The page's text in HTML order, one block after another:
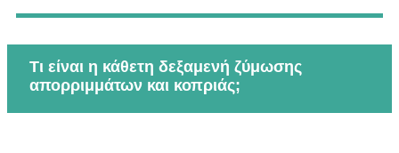
Τι είναι η κάθετη δεξαμενή ζύμωσης
απορριμμάτων και κοπριάς;